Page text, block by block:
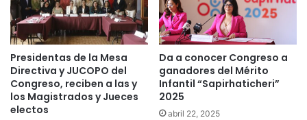
Presidentas de la Mesa
Directiva y JUCOPO del
Congreso, reciben a las y
los Magistrados y Jueces
electos
Da a conocer Congreso a
ganadores del Mérito
Infantil “Sapirhaticheri”
2025
abril 22, 2025